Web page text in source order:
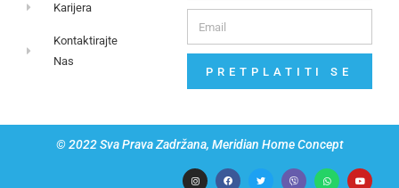
Karijera
Kontaktirajte
Nas
PRETPLATITI SE
© 2022 Sva Prava Zadržana, Meridian Home Concept